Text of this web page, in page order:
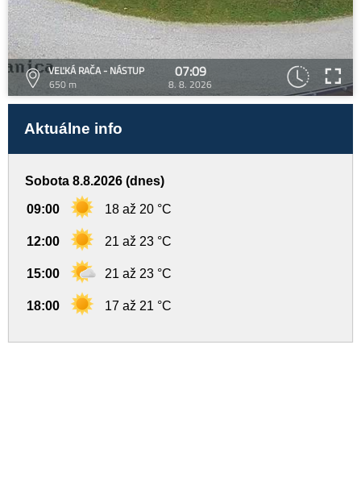
VEĽKÁ RAČA - NÁSTUP
650 m
07:09
8. 8. 2026
Aktuálne info
Sobota 8.8.2026 (dnes)
09:00 18 až 20 °C
12:00 21 až 23 °C
15:00 21 až 23 °C
18:00 17 až 21 °C